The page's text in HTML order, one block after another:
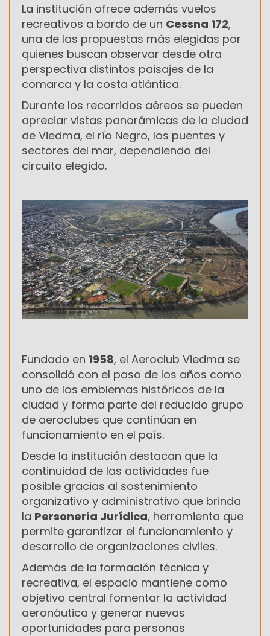
La institución ofrece además vuelos
recreativos a bordo de un Cessna 172,
una de las propuestas más elegidas por
quienes buscan observar desde otra
perspectiva distintos paisajes de la
comarca y la costa atlántica.
Durante los recorridos aéreos se pueden
apreciar vistas panorámicas de la ciudad
de Viedma, el río Negro, los puentes y
sectores del mar, dependiendo del
circuito elegido.
Fundado en 1958, el Aeroclub Viedma se
consolidó con el paso de los años como
uno de los emblemas históricos de la
ciudad y forma parte del reducido grupo
de aeroclubes que continúan en
funcionamiento en el país.
Desde la institución destacan que la
continuidad de las actividades fue
posible gracias al sostenimiento
organizativo y administrativo que brinda
la Personería Jurídica, herramienta que
permite garantizar el funcionamiento y
desarrollo de organizaciones civiles.
Además de la formación técnica y
recreativa, el espacio mantiene como
objetivo central fomentar la actividad
aeronáutica y generar nuevas
oportunidades para personas